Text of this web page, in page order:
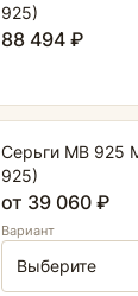
925)
88 494 ₽
Серьги MB 925
925)
от 39 060 ₽
Вариант